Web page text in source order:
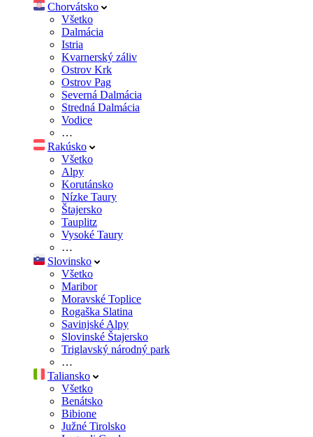
Chorvátsko
Všetko
Dalmácia
Istria
Kvarnerský záliv
Ostrov Krk
Ostrov Pag
Severná Dalmácia
Stredná Dalmácia
Vodice
…
Rakúsko
Všetko
Alpy
Korutánsko
Nízke Taury
Štajersko
Tauplitz
Vysoké Taury
…
Slovinsko
Všetko
Maribor
Moravské Toplice
Rogaška Slatina
Savinjské Alpy
Slovinské Štajersko
Triglavský národný park
…
Taliansko
Všetko
Benátsko
Bibione
Južné Tirolsko